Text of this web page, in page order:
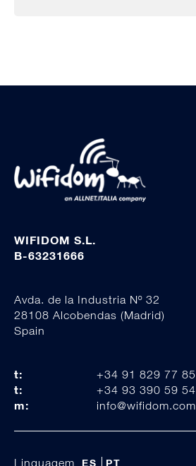
WIFIDOM S.L.
B-63231666
Avda. de la Industria Nº 32
28108 Alcobendas (Madrid)
Spain
t: +34 91 829 77 85
t: +34 93 390 59 54
m: info@wifidom.com
Linguagem ES PT